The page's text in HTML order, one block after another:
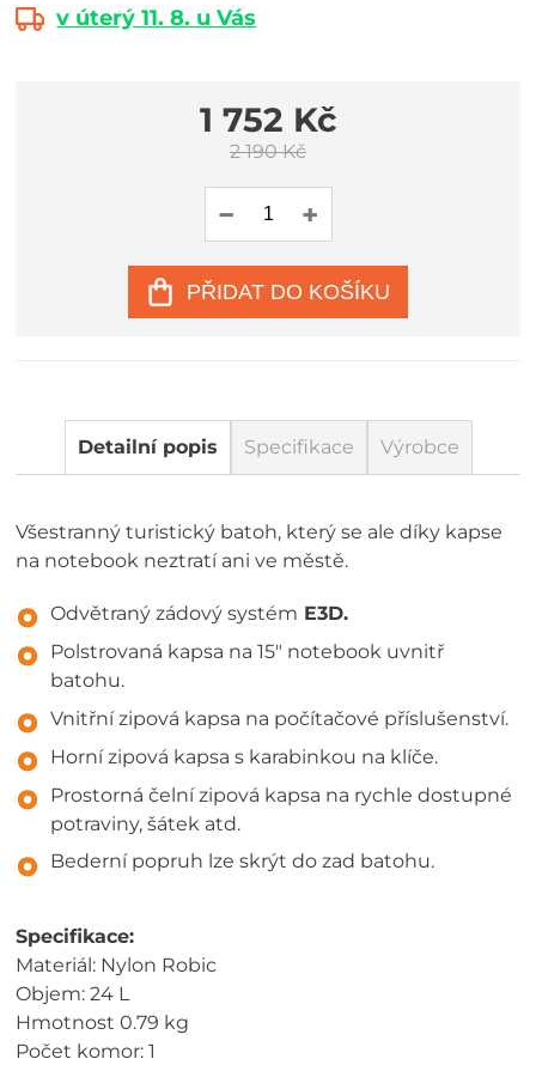
v úterý 11. 8. u Vás
1 752 Kč
2 190 Kč
PŘIDAT DO KOŠÍKU
Detailní popis Specifikace Výrobce
Všestranný turistický batoh, který se ale díky kapse
na notebook neztratí ani ve městě.
Odvětraný zádový systém E3D.
Polstrovaná kapsa na 15" notebook uvnitř
batohu.
Vnitřní zipová kapsa na počítačové příslušenství.
Horní zipová kapsa s karabinkou na klíče.
Prostorná čelní zipová kapsa na rychle dostupné
potraviny, šátek atd.
Bederní popruh lze skrýt do zad batohu.
Specifikace:
Materiál: Nylon Robic
Objem: 24 L
Hmotnost 0.79 kg
Počet komor: 1